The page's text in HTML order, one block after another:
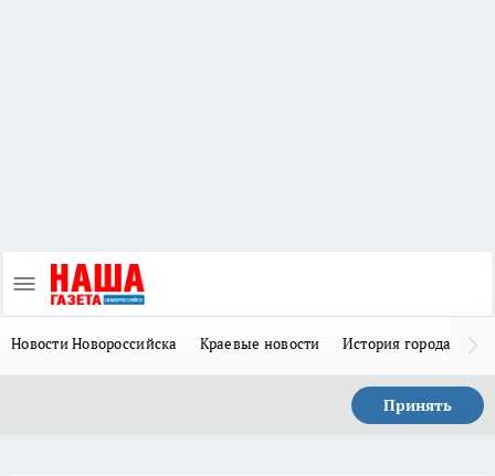
Новости Новороссийска Краевые новости История города Н
Принять